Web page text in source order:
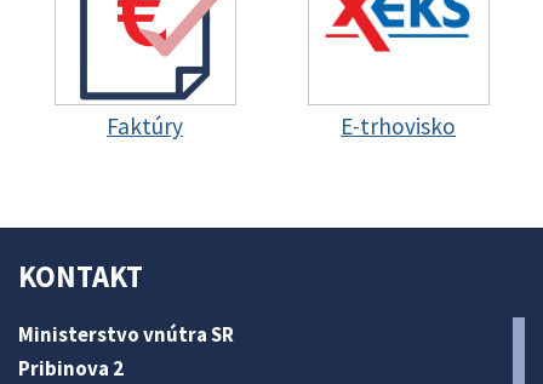
Faktúry E-trhovisko
KONTAKT
Ministerstvo vnútra SR
Pribinova 2